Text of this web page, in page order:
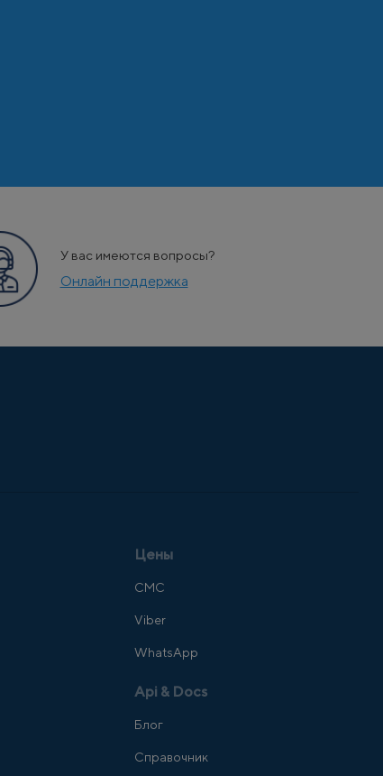
У вас имеются вопросы?
Онлайн поддержка
Цены
СМС
Viber
WhatsApp
Api & Docs
Блог
Справочник